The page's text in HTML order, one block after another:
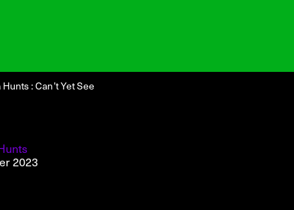
: Can’t Yet See
2023